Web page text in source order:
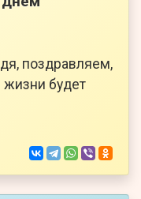
поздравляем,
жизни будет